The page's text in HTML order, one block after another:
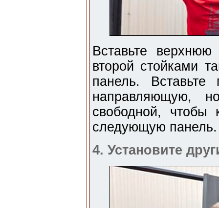
Вставьте
второй стойками
панель.
направляющую,
свободной,
следующую панель.
4. Установите